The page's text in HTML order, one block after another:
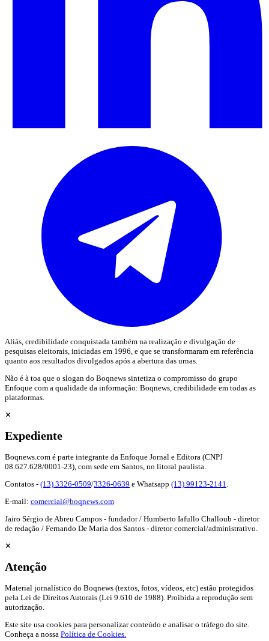
Aliás, credibilidade conquistada também na realização e divulgação de
pesquisas eleitorais, iniciadas em 1996, e que se transformaram em referência
quanto aos resultados divulgados após a abertura das urnas.
Não é à toa que o slogan do Boqnews sintetiza o compromisso do grupo
Enfoque com a qualidade da informação: Boqnews, credibilidade em todas as
plataformas.
✕
Expediente
Boqnews.com é parte integrante da Enfoque Jornal e Editora (CNPJ
08.627.628/0001-23), com sede em Santos, no litoral paulista.
Contatos - (13) 3326-0509/3326-0639 e Whatsapp (13) 99123-2141
E-mail: comercial@boqnews.com
Jairo Sérgio de Abreu Campos - fundador / Humberto Iafullo Challoub - diretor
de redação / Fernando De Maria dos Santos - diretor comercial/administrativo.
✕
Atenção
Material jornalístico do Boqnews (textos, fotos, vídeos, etc) estão protegidos
pela Lei de Direitos Autorais (Lei 9.610 de 1988). Proibida a reprodução sem
autorização.
Este site usa cookies para personalizar conteúdo e analisar o tráfego do site.
Conheça a nossa Política de Cookies.